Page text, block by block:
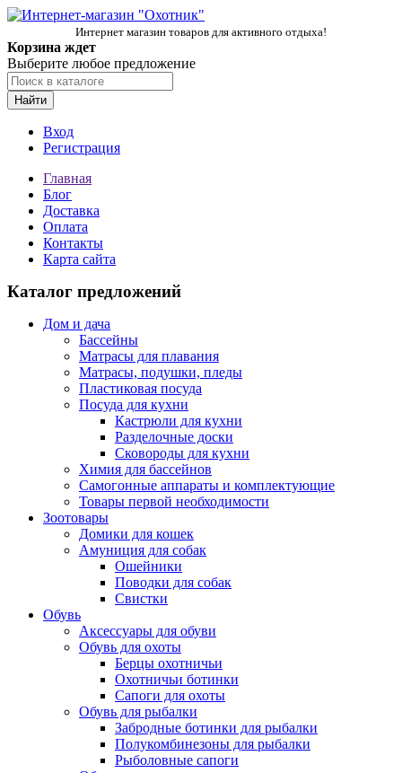
Интернет магазин товаров для активного отдыха!
Корзина ждет
Выберите любое предложение
Найти
Вход
Регистрация
Главная
Блог
Доставка
Оплата
Контакты
Карта сайта
Каталог предложений
Дом и дача
Бассейны
Матрасы для плавания
Матрасы, подушки, пледы
Пластиковая посуда
Посуда для кухни
Кастрюли для кухни
Разделочные доски
Сковороды для кухни
Химия для бассейнов
Самогонные аппараты и комплектующие
Товары первой необходимости
Зоотовары
Домики для кошек
Амуниция для собак
Ошейники
Поводки для собак
Свистки
Обувь
Аксессуары для обуви
Обувь для охоты
Берцы охотничьи
Охотничьи ботинки
Сапоги для охоты
Обувь для рыбалки
Забродные ботинки для рыбалки
Полукомбинезоны для рыбалки
Рыболовные сапоги